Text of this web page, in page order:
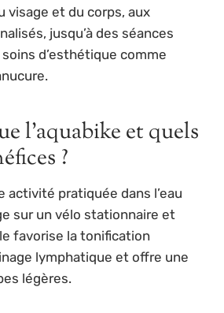
visage et du corps, aux
jusqu’à des séances
d’esthétique comme
l’aquabike et quels
?
activité pratiquée dans l’eau
sur un vélo stationnaire et
favorise la tonification
lymphatique et offre une
légères.